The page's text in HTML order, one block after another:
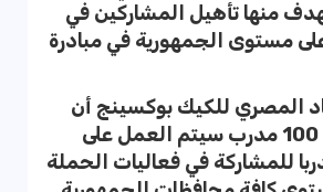
منها تأهيل المشاركين في
مستوى الجمهورية في مبادرة
المصري للكيك بوكسينج أن
الورشة تضم نحو 100 مدرب سيتم العمل على
نحو 50 مدربا للمشاركة في فعاليات الحملة